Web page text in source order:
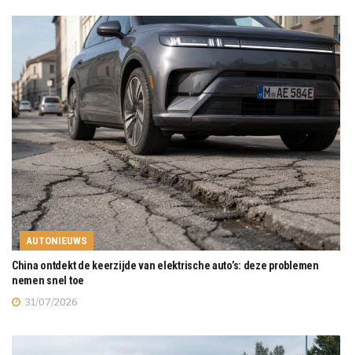
AUTONIEUWS
China ontdekt de keerzijde van elektrische auto’s: deze problemen
nemen snel toe
31/07/2026